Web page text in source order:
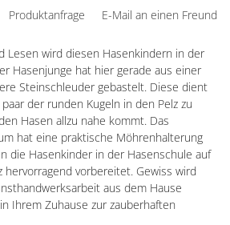
Produktanfrage E-Mail an einen Freund
Lesen wird diesen Hasenkindern in der
Hasenjunge hat hier gerade aus einer
Steinschleuder gebastelt. Diese dient
der runden Kugeln in den Pelz zu
Hasen allzu nahe kommt. Das
hat eine praktische Möhrenhalterung
die Hasenkinder in der Hasenschule auf
hervorragend vorbereitet. Gewiss wird
aus dem Hause
Ihrem Zuhause zur zauberhaften